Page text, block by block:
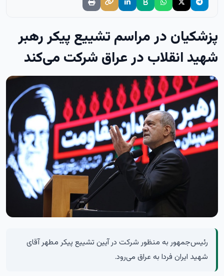
پزشکیان در مراسم تشییع پیکر رهبر
شهید انقلاب در عراق شرکت می‌کند
رئیس‌جمهور به منظور شرکت در آیین تشییع پیکر مطهر آقای
شهید ایران فردا به عراق می‌رود.